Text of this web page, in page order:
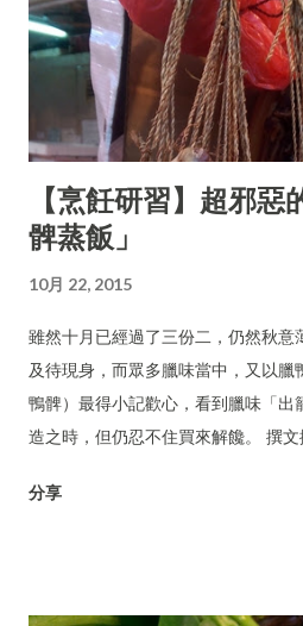
【烹飪研習】超邪
髀蒸飯」
10月 22, 2015
雖然十月已經過了三份二，仍然秋意
及待現身，而眾多臘味當中，又以臘
鴨髀）最得小記歡心，看到臘味「出
造之時，但仍忍不住買來解饞。 撰
分享